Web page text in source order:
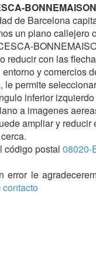
BONNEMAISON
de Barcelona
un plano callejero
reducir con las
y comercios
le permite
inferior
a imagenes
ampliar y reducir
código postal 08020-
error le
contacto